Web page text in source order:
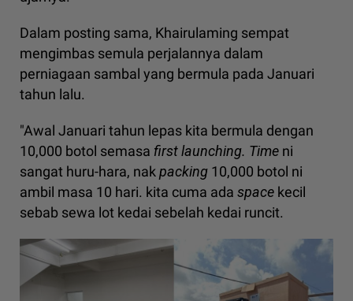
Dalam posting sama, Khairulaming sempat
mengimbas semula perjalannya dalam
perniagaan sambal yang bermula pada Januari
tahun lalu.
"Awal Januari tahun lepas kita bermula dengan
10,000 botol semasa first launching. Time ni
sangat huru-hara, nakpacking 10,000 botol ni
ambil masa 10 hari. kita cuma ada space kecil
sebab sewa lot kedai sebelah kedai runcit.